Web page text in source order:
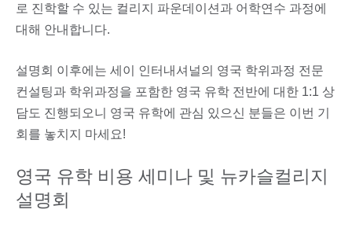
로 진학할 수 있는 컬리지 파운데이션과 어학연수 과정에
대해 안내합니다.
설명회 이후에는 세이 인터내셔널의 영국 학위과정 전문
컨설팅과 학위과정을 포함한 영국 유학 전반에 대한 1:1 상
담도 진행되오니 영국 유학에 관심 있으신 분들은 이번 기
회를 놓치지 마세요!
영국 유학 비용 세미나 및 뉴카슬컬리지
설명회